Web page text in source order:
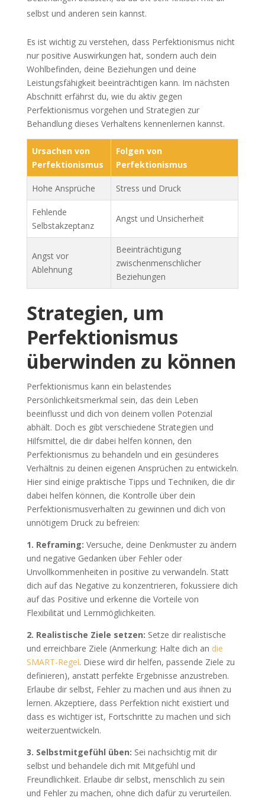
selbst und anderen sein kannst.
Es ist wichtig zu verstehen, dass Perfektionismus nicht
nur positive Auswirkungen hat, sondern auch dein
Wohlbefinden, deine Beziehungen und deine
Leistungsfähigkeit beeinträchtigen kann. Im nächsten
Abschnitt erfährst du, wie du aktiv gegen
Perfektionismus vorgehen und Strategien zur
Behandlung dieses Verhaltens kennenlernen kannst.
Ursachen von
Perfektionismus
Folgen von
Perfektionismus
Hohe Ansprüche Stress und Druck
Fehlende
Selbstakzeptanz
Angst und Unsicherheit
Angst vor
Ablehnung
Beeinträchtigung
zwischenmenschlicher
Beziehungen
Strategien, um
Perfektionismus
überwinden zu können
Perfektionismus kann ein belastendes
Persönlichkeitsmerkmal sein, das dein Leben
beeinflusst und dich von deinem vollen Potenzial
abhält. Doch es gibt verschiedene Strategien und
Hilfsmittel, die dir dabei helfen können, den
Perfektionismus zu behandeln und ein gesünderes
Verhältnis zu deinen eigenen Ansprüchen zu entwickeln.
Hier sind einige praktische Tipps und Techniken, die dir
dabei helfen können, die Kontrolle über dein
Perfektionismusverhalten zu gewinnen und dich von
unnötigem Druck zu befreien:
1. Reframing: Versuche, deine Denkmuster zu ändern
und negative Gedanken über Fehler oder
Unvollkommenheiten in positive zu verwandeln. Statt
dich auf das Negative zu konzentrieren, fokussiere dich
auf das Positive und erkenne die Vorteile von
Flexibilität und Lernmöglichkeiten.
2. Realistische Ziele setzen: Setze dir realistische
und erreichbare Ziele (Anmerkung: Halte dich an die
SMART-Regel. Diese wird dir helfen, passende Ziele zu
definieren), anstatt perfekte Ergebnisse anzustreben.
Erlaube dir selbst, Fehler zu machen und aus ihnen zu
lernen. Akzeptiere, dass Perfektion nicht existiert und
dass es wichtiger ist, Fortschritte zu machen und sich
weiterzuentwickeln.
3. Selbstmitgefühl üben: Sei nachsichtig mit dir
selbst und behandele dich mit Mitgefühl und
Freundlichkeit. Erlaube dir selbst, menschlich zu sein
und Fehler zu machen, ohne dich dafür zu verurteilen.